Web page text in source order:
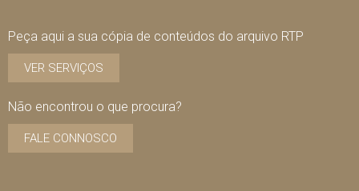
Peça aqui a sua cópia de conteúdos do arquivo RTP
VER SERVIÇOS
Não encontrou o que procura?
FALE CONNOSCO